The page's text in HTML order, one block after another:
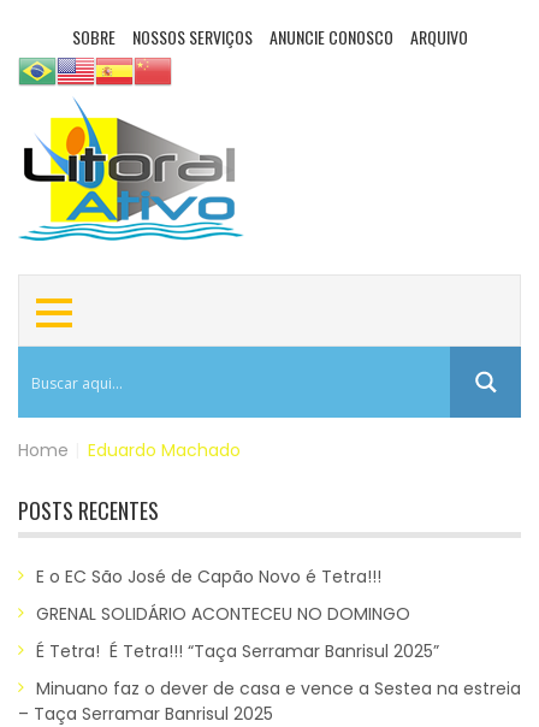
SOBRE NOSSOS SERVIÇOS ANUNCIE CONOSCO ARQUIVO
Home Eduardo Machado
POSTS RECENTES
E o EC São José de Capão Novo é Tetra!!!
GRENAL SOLIDÁRIO ACONTECEU NO DOMINGO
É Tetra! É Tetra!!! “Taça Serramar Banrisul 2025”
Minuano faz o dever de casa e vence a Sestea na estreia
– Taça Serramar Banrisul 2025